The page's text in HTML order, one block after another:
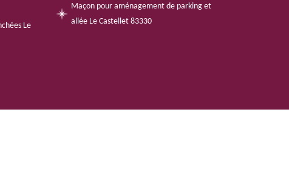
Le
Maçon pour aménagement de parking et
allée Le Castellet 83330